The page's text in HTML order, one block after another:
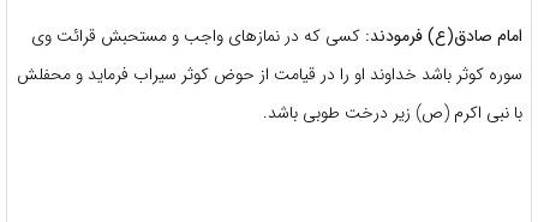
امام صادق(ع) فرمودند: کسی که در نمازهای واجب و مستحبش قرائت وی
سوره کوثر باشد خداوند او را در قیامت از حوض کوثر سیراب فرماید و محفلش
با نبی اکرم (ص) زیر درخت طوبی باشد.